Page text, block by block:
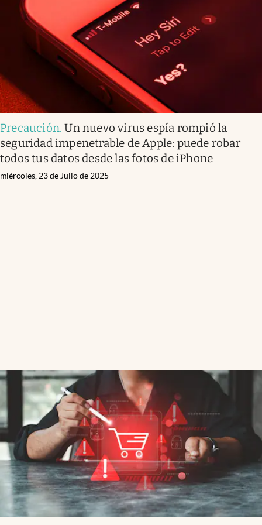
Precaución.Un nuevo virus espía rompió la
seguridad impenetrable de Apple: puede robar
todos tus datos desde las fotos de iPhone
miércoles, 23 de Julio de 2025